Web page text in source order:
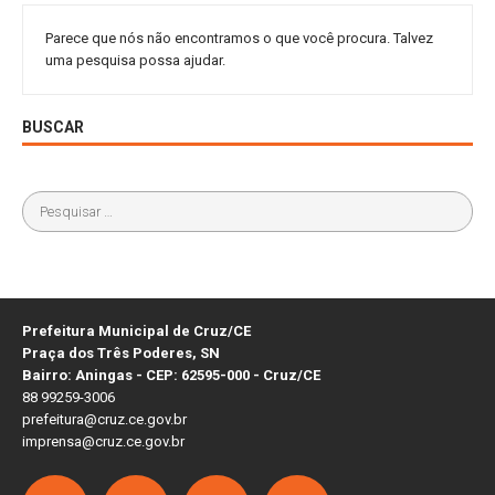
Parece que nós não encontramos o que você procura. Talvez
uma pesquisa possa ajudar.
BUSCAR
Prefeitura Municipal de Cruz/CE
Praça dos Três Poderes, SN
Bairro: Aningas - CEP: 62595-000 - Cruz/CE
88 99259-3006
prefeitura@cruz.ce.gov.br
imprensa@cruz.ce.gov.br